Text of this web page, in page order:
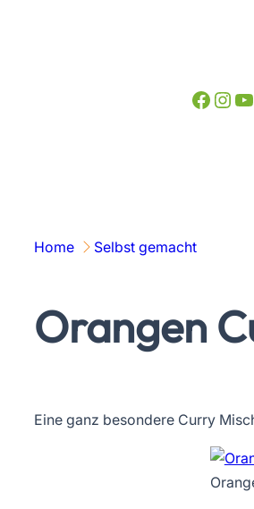
Facebook InstagramYouTube
Home Selbst gemacht
Orangen
Eine ganz besondere Curry